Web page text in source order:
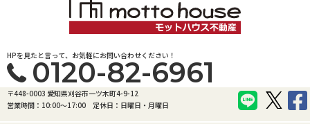
HPを見たと言って、お気軽にお問い合わせください！
0120-82-6961
〒448-0003 愛知県刈谷市一ツ木町4-9-12
営業時間：10:00〜17:00
定休日：日曜日・月曜日